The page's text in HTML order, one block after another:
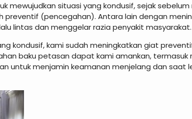
mewujudkan situasi yang kondusif, sejak
preventif (pencegahan). Antara lain dengan
lintas dan menggelar razia penyakit masyarakat.
kondusif, kami sudah meningkatkan giat
baku petasan dapat kami amankan, termasuk
untuk menjamin keamanan menjelang dan saat